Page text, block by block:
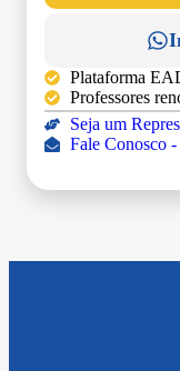
Plataforma
Professores
Seja um
Fale Conosco